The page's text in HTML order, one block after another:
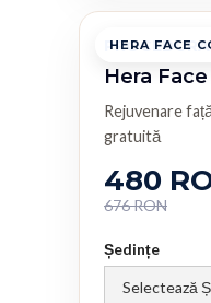
HERA FACE
Hera
Rejuvenare
gratuită
480
676 RON
Ședințe